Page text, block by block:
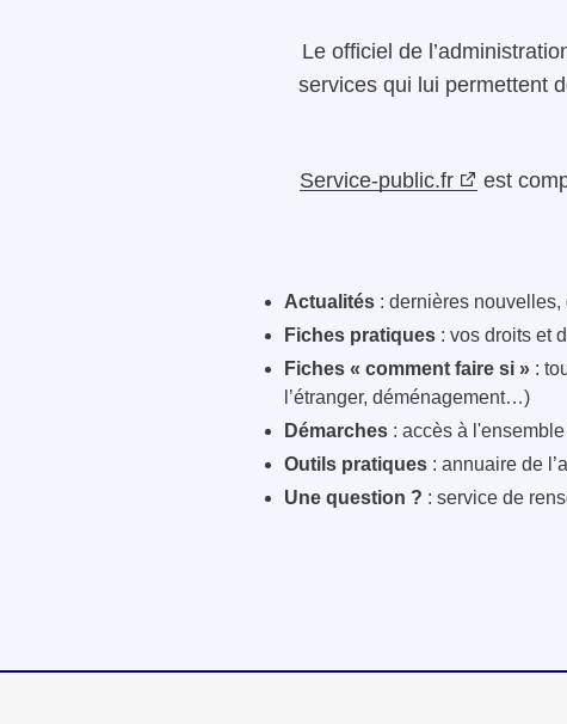
Le officiel de
services qui lui permettent
Service-public.fr est
Actualités : dernières nouvelles,
Fiches pratiques : vos droits et
Fiches « comment faire si » :
l’étranger, déménagement…)
Démarches : accès à
Outils pratiques : annuaire de
Une question ? : service de